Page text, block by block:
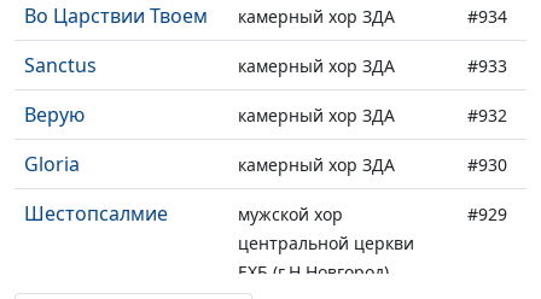
Во Царствии Твоем камерный хор ЗДА #934
Sanctus камерный хор ЗДА #933
Верую камерный хор ЗДА #932
Gloria камерный хор ЗДА #930
Шестопсалмие
мужской хор
центральной церкви
ЕХБ (г.Н.Новгород)
#929